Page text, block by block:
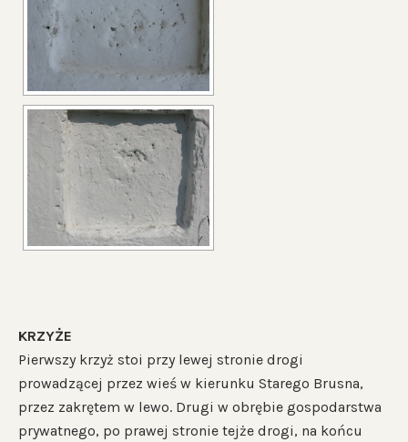
KRZYŻE
Pierwszy krzyż stoi przy lewej stronie drogi
prowadzącej przez wieś w kierunku Starego Brusna,
przez zakrętem w lewo. Drugi w obrębie gospodarstwa
prywatnego, po prawej stronie tejże drogi, na końcu